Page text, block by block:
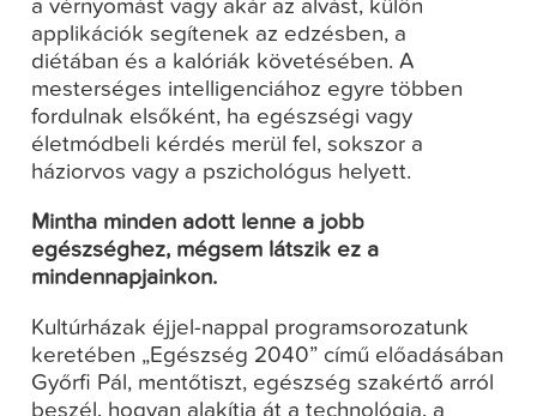
a vérnyomást vagy akár az alvást, külön
applikációk segítenek az edzésben, a
diétában és a kalóriák követésében. A
mesterséges intelligenciához egyre többen
fordulnak elsőként, ha egészségi vagy
életmódbeli kérdés merül fel, sokszor a
háziorvos vagy a pszichológus helyett.
Mintha minden adott lenne a jobb
egészséghez, mégsem látszik ez a
mindennapjainkon.
Kultúrházak éjjel-nappal programsorozatunk
keretében „Egészség 2040” című előadásában
Győrfi Pál, mentőtiszt, egészség szakértő arról
beszél, hogyan alakítja át a technológia, a